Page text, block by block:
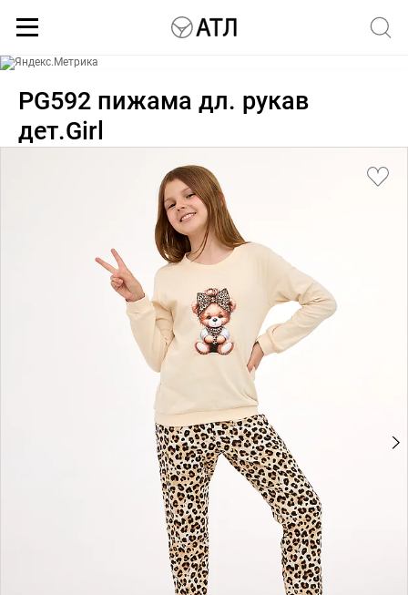
PG592 пижама дл. рукав
дет.Girl